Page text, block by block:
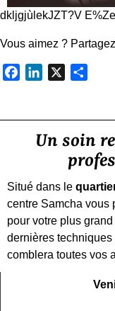
dkljgjùlekJZT?V
Vous aimez ?
FacebookLinkedIn
Un soin
Situé dans le
centre Samcha vous
pour votre plus
dernières
comblera toutes vos